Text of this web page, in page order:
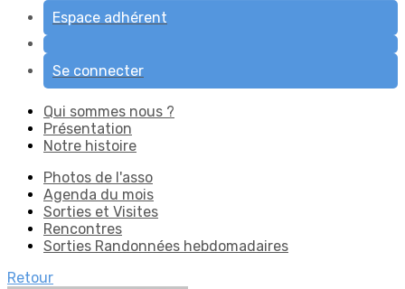
Espace adhérent
Se connecter
Qui sommes nous ?
Présentation
Notre histoire
Photos de l'asso
Agenda du mois
Sorties et Visites
Rencontres
Sorties Randonnées hebdomadaires
Retour